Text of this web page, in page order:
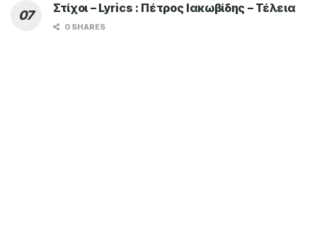
Στίχοι – Lyrics : Πέτρος Ιακωβίδης – Τέλεια
0 SHARES